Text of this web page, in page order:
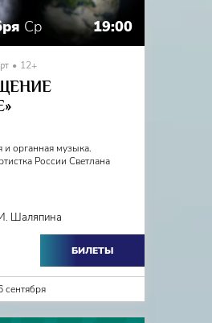
Ср 19:00
12+
и органная музыка.
России Светлана
Шаляпина
БИЛЕТЫ
сентября